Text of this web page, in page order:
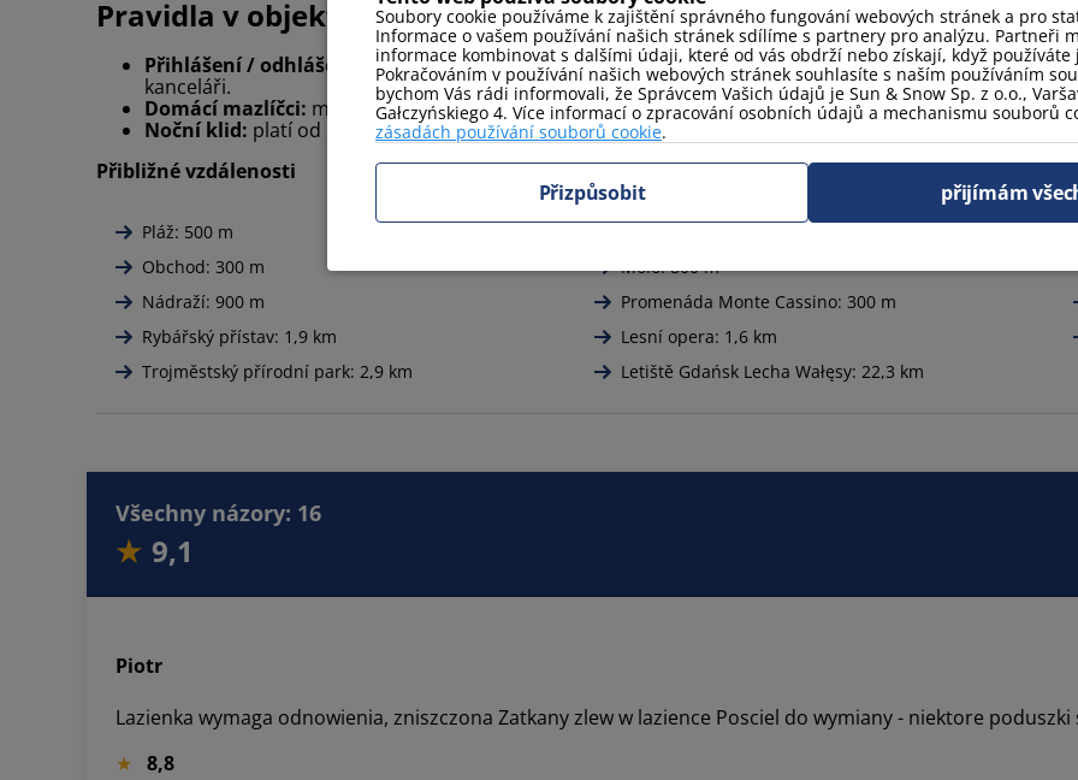
Pravidla v objektu
Přihlášení / odhlášení:
Přihlášení od 16:00, odhlášení do 11:00. Možnost individuální domluvy na
kanceláři.
Domácí mazlíčci: možní v některých apartmánech (vyžaduje telefonický kontakt) – poplatek za pobyt
Noční klid: platí od 22:00 do 6:00
Přibližné vzdálenosti
Pláž: 500 m
Obchod: 300 m
Molo: 800 m
Nádraží: 900 m
Promenáda Monte Cassino: 300 m
Rybářský přístav: 1,9 km
Lesní opera: 1,6 km
Trojměstský přírodní park: 2,9 km
Letiště Gdańsk Lecha Wałęsy: 22,3 km
Všechny názory: 16
9,1
Piotr
Lazienka wymaga odnowienia, zniszczona Zatkany zlew w lazience Posciel do wymiany - niektore
8,8
Soubory cookie používáme k zajištění správného fungování webových stránek a pro
Informace o vašem používání našich stránek sdílíme s partnery pro analýzu. Partneři
informace kombinovat s dalšími údaji, které od vás obdrží nebo získají, když používáte
Pokračováním v používání našich webových stránek souhlasíte s naším používáním
bychom Vás rádi informovali, že Správcem Vašich údajů je Sun & Snow Sp. z o.o.,
Gałczyńskiego 4. Více informací o zpracování osobních údajů a mechanismu souborů
zásadách používání souborů cookie.
Přizpůsobit přijímám